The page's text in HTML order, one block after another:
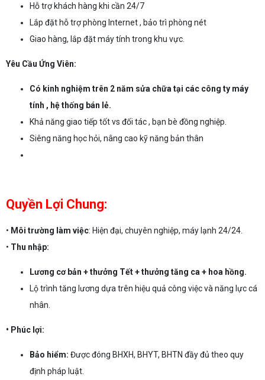
Hỗ trợ khách hàng khi cần 24/7
Lắp đặt hỗ trợ phòng Internet , bảo trì phòng nét
Giao hàng, lắp đặt máy tính trong khu vực.
Yêu Cầu Ứng Viên:
Có kinh nghiệm trên 2 năm sửa chữa tại các công ty máy
tính , hệ thống bán lẻ.
Khả năng giao tiếp tốt vs đối tác , bạn bè đồng nghiệp.
Siêng năng học hỏi, nâng cao kỹ năng bản thân
Quyền Lợi Chung:
• Môi trường làm việc: Hiện đại, chuyên nghiệp, máy lạnh 24/24.
• Thu nhập:
Lương cơ bản + thưởng Tết + thưởng tăng ca + hoa hồng.
Lộ trình tăng lương dựa trên hiệu quả công việc và năng lực cá
nhân.
• Phúc lợi:
Bảo hiểm: Được đóng BHXH, BHYT, BHTN đầy đủ theo quy
định pháp luật.